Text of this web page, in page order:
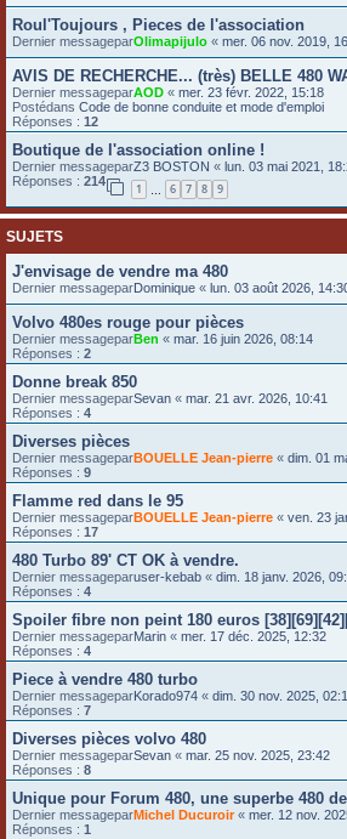
Roul'Toujours , Pieces de l'association
Dernier messageparOlimapijulo « mer. 06 nov. 2019,
AVIS DE RECHERCHE... (très) BELLE 480
Dernier messageparAOD « mer. 23 févr. 2022, 15:18
Postédans Code de bonne conduite et mode d'emploi
Réponses : 12
Boutique de l'association online !
Dernier messageparZ3 BOSTON « lun. 03 mai 2021,
Réponses : 214
1 … 6 7 8 9
SUJETS
J'envisage de vendre ma 480
Dernier messageparDominique « lun. 03 août 2026,
Volvo 480es rouge pour pièces
Dernier messageparBen « mar. 16 juin 2026, 08:14
Réponses : 2
Donne break 850
Dernier messageparSevan « mar. 21 avr. 2026, 10:41
Réponses : 4
Diverses pièces
Dernier messageparBOUELLE Jean-pierre « dim. 01
Réponses : 9
Flamme red dans le 95
Dernier messageparBOUELLE Jean-pierre « ven. 23
Réponses : 17
480 Turbo 89' CT OK à vendre.
Dernier messageparuser-kebab « dim. 18 janv. 2026,
Réponses : 4
Spoiler fibre non peint 180 euros
Dernier messageparMarin « mer. 17 déc. 2025, 12:32
Réponses : 4
Piece à vendre 480 turbo
Dernier messageparKorado974 « dim. 30 nov. 2025,
Réponses : 7
Diverses pièces volvo 480
Dernier messageparSevan « mar. 25 nov. 2025, 23:42
Réponses : 8
Unique pour Forum 480, une superbe 480
Dernier messageparMichel Ducuroir« mer. 12 nov.
Réponses : 1